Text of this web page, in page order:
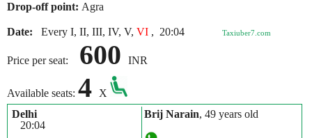
Drop-off point: Agra
Date: Every I, II, III, IV, V, VI , 20:04 Taxiuber7.com
Price per seat: 600 INR
Available seats: 4
X
Delhi
20:04
Brij Narain, 49 years old